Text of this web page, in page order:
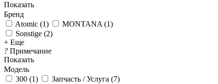
Показать
Бренд
Atomic (1) MONTANA (1)
Sonstige (2)
+ Еще
? Примечание
Показать
Модель
300 (1) Запчасть / Услуга (7)